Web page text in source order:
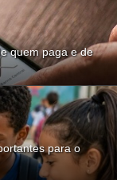
quem paga e de
para o